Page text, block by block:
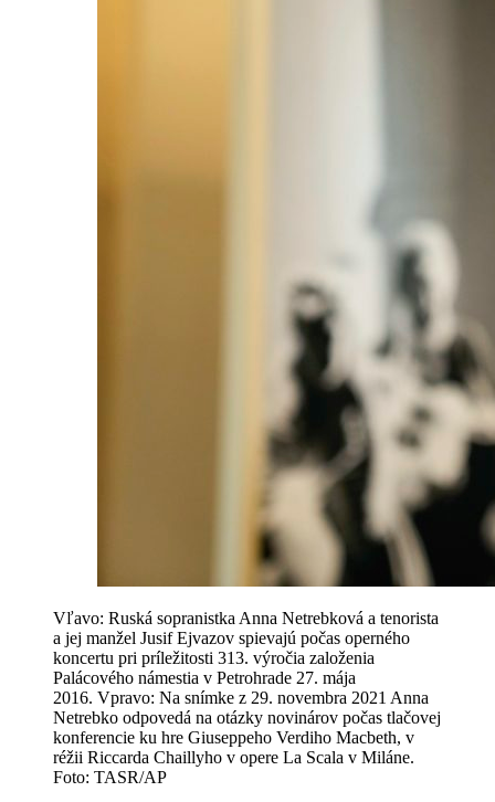
Vľavo: Ruská sopranistka Anna Netrebková a tenorista
a jej manžel Jusif Ejvazov spievajú počas operného
koncertu pri príležitosti 313. výročia založenia
Palácového námestia v Petrohrade 27. mája
2016. Vpravo: Na snímke z 29. novembra 2021 Anna
Netrebko odpovedá na otázky novinárov počas tlačovej
konferencie ku hre Giuseppeho Verdiho Macbeth, v
réžii Riccarda Chaillyho v opere La Scala v Miláne.
Foto: TASR/AP